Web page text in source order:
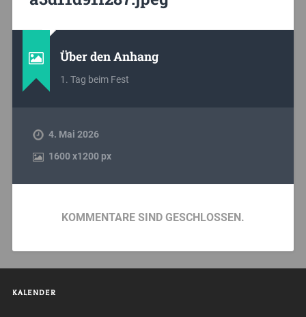
Über den Anhang
1. Tag beim Fest
4. Mai 2026
1600x1200 px
KOMMENTARE SIND GESCHLOSSEN.
KALENDER